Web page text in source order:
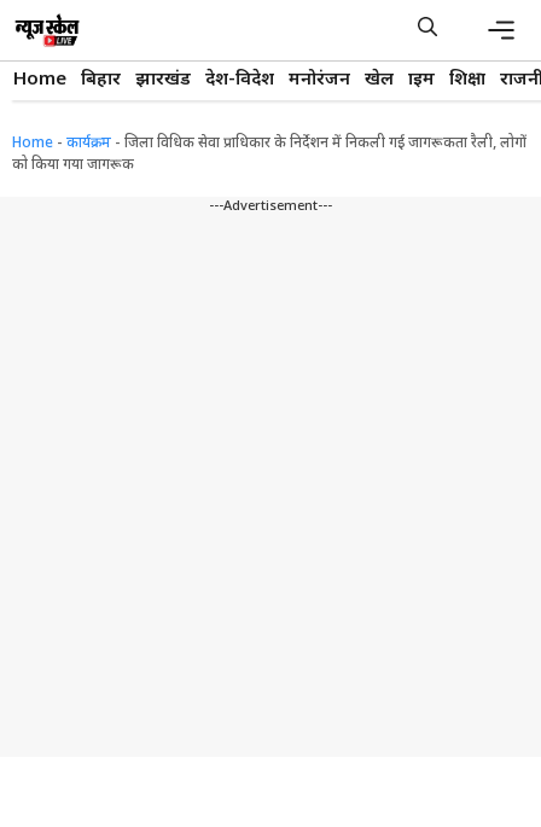
content
Home बिहार झारखंड देश-विदेश मनोरंजन खेल क्राइम शिक्षा
Home - कार्यक्रम - जिला विधिक सेवा प्राधिकार के निर्देशन में निकली गई जागरूकता रैली, लोगों
को किया गया जागरूक
---Advertisement---